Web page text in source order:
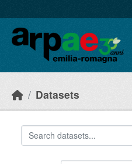
Datasets